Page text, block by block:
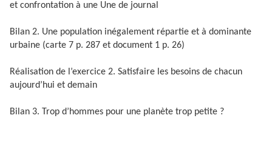
et confrontation à une Une de journal
Bilan 2. Une population inégalement répartie et à dominante
urbaine (carte 7 p. 287 et document 1 p. 26)
Réalisation de l’exercice 2. Satisfaire les besoins de chacun
aujourd’hui et demain
Bilan 3. Trop d’hommes pour une planète trop petite ?